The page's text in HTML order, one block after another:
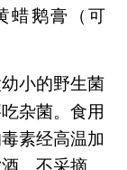
蜡鹅膏（可
小的野生菌
杂菌。食用
素经高温加
。不采摘、